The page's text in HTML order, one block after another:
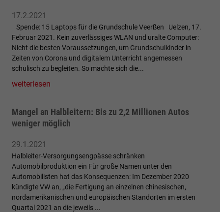
17.2.2021
Spende: 15 Laptops für die Grundschule Veerßen Uelzen, 17.
Februar 2021. Kein zuverlässiges WLAN und uralte Computer:
Nicht die besten Voraussetzungen, um Grundschulkinder in
Zeiten von Corona und digitalem Unterricht angemessen
schulisch zu begleiten. So machte sich die...
weiterlesen
Mangel an Halbleitern: Bis zu 2,2 Millionen Autos
weniger möglich
29.1.2021
Halbleiter-Versorgungsengpässe schränken
Automobilproduktion ein Für große Namen unter den
Automobilisten hat das Konsequenzen: Im Dezember 2020
kündigte VW an, „die Fertigung an einzelnen chinesischen,
nordamerikanischen und europäischen Standorten im ersten
Quartal 2021 an die jeweils ...